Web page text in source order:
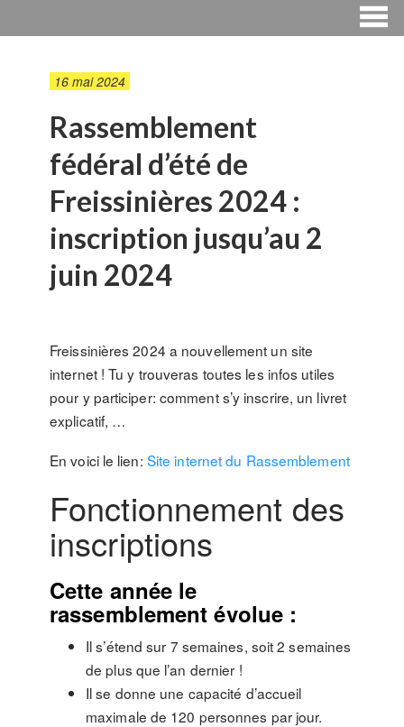
16 mai 2024
Rassemblement
fédéral d’été de
Freissinières 2024 :
inscription jusqu’au 2
juin 2024
Freissinières 2024 a nouvellement un site
internet ! Tu y trouveras toutes les infos utiles
pour y participer: comment s’y inscrire, un livret
explicatif, …
En voici le lien: Site internet du Rassemblement
Fonctionnement des
inscriptions
Cette année le
rassemblement évolue :
Il s’étend sur 7 semaines, soit 2 semaines
de plus que l’an dernier !
Il se donne une capacité d’accueil
maximale de 120 personnes par jour.